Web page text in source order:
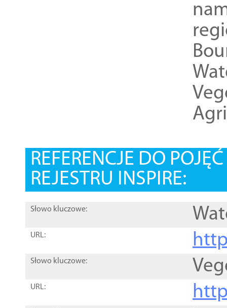
REFERENCJE DO
REJESTRU INSPIRE:
Słowo kluczowe:
URL:
Słowo kluczowe:
URL: